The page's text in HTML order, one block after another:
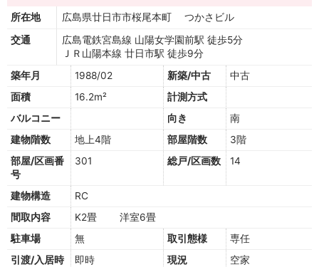
所在地
広島県廿日市市桜尾本町 つかさビル
交通
広島電鉄宮島線 山陽女学園前駅 徒歩5分
ＪＲ山陽本線 廿日市駅 徒歩9分
築年月
1988/02 新築/中古
中古
面積
16.2m²
計測方式
バルコニー
向き
南
建物階数
地上4階 部屋階数
3階
部屋/区画番
号
301 総戸/区画数 14
建物構造
RC
間取内容
K2畳 洋室6畳
駐車場
無 取引態様
専任
引渡/入居時
即時 現況 空家